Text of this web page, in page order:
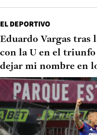
EL DEPORTIVO
Eduardo Vargas tras
con la U en el
dejar mi nombre en